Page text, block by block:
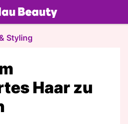
Styling
Haar zu